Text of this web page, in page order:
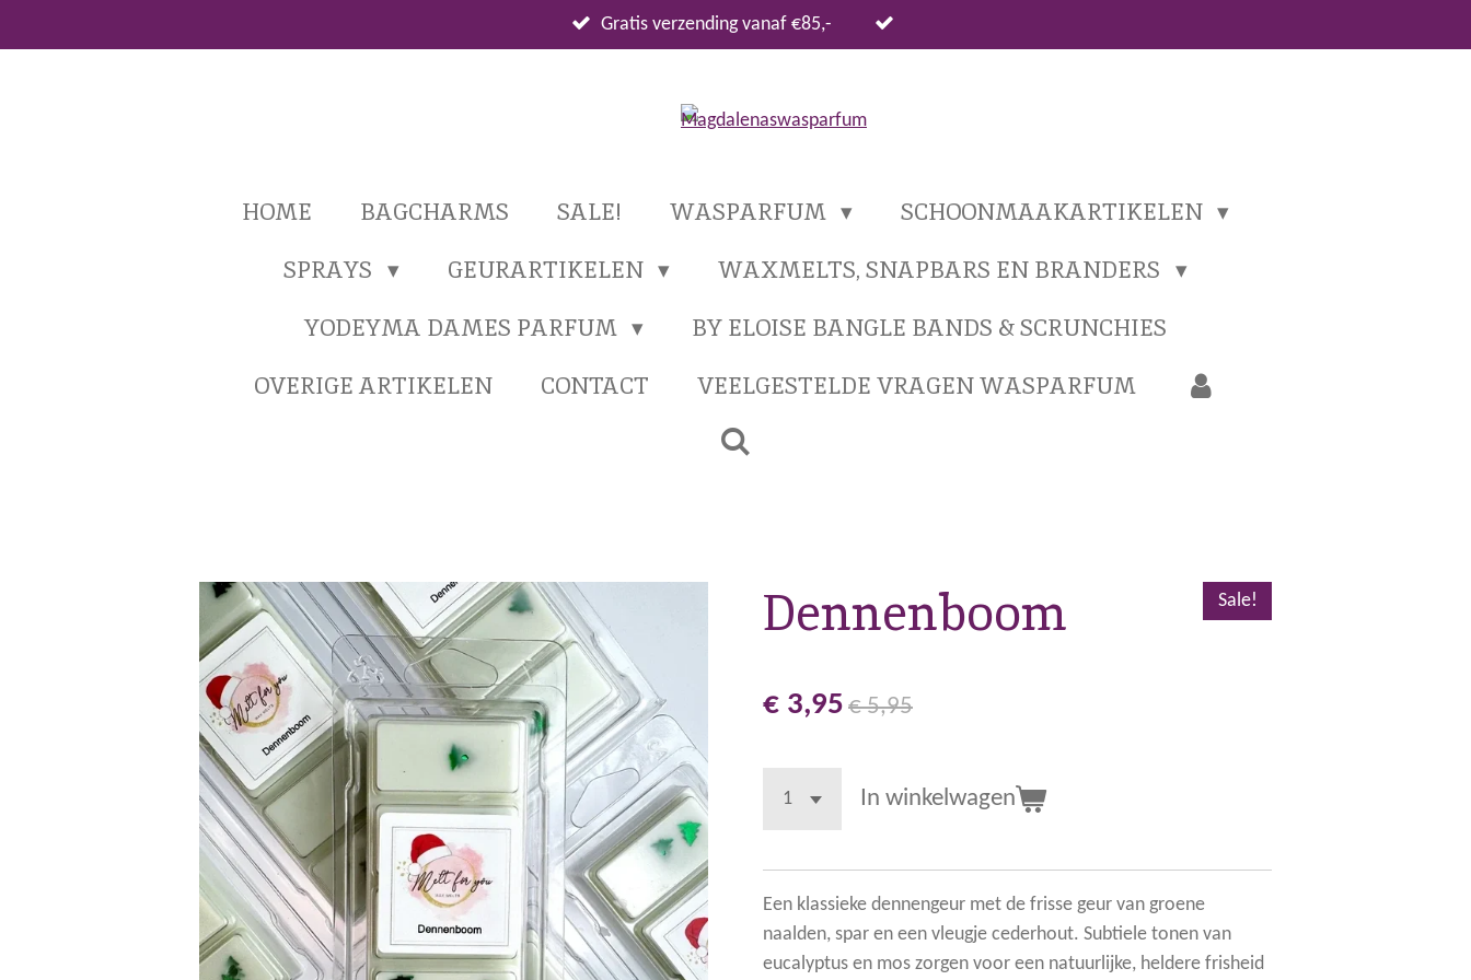
direct
Gratis verzending vanaf €85,-
HOME BAGCHARMS SALE! WASPARFUM
SCHOONMAAKARTIKELEN
SPRAYS
GEURARTIKELEN
WAXMELTS, SNAPBARS EN BRANDERS
YODEYMA DAMES PARFUM
BY ELOISE BANGLE BANDS & SCRUNCHIES
OVERIGE ARTIKELEN
CONTACT VEELGESTELDE VRAGEN WASPARFUM
Dennenboom Sale!
€ 3,95 € 5,95
In winkelwagen
Een klassieke dennengeur met de frisse geur van groene
naalden, spar en een vleugje cederhout. Subtiele tonen van
eucalyptus en mos zorgen voor een natuurlijke, heldere frisheid